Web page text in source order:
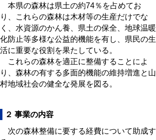
本県の森林は県土の約74％を占めてお
り、これらの森林は木材等の生産だけでな
く、水資源のかん養、県土の保全、地球温暖
化防止等多様な公益的機能を有し、県民の生
活に重要な役割を果たしている。
これらの森林を適正に整備することによ
り、森林の有する多面的機能の維持増進と山
村地域社会の健全な発展を図る。
２ 事業の内容
次の森林整備に要する経費について助成す